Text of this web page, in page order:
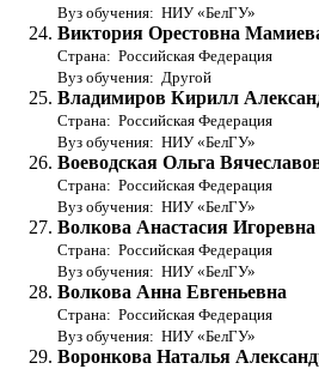
Вуз обучения: НИУ «БелГУ»
Виктория Орестовна
Страна: Российская Федерация
Вуз обучения: Другой
Владимиров Кирилл
Страна: Российская Федерация
Вуз обучения: НИУ «БелГУ»
Воеводская Ольга
Страна: Российская Федерация
Вуз обучения: НИУ «БелГУ»
Волкова Анастасия Игоревна
Страна: Российская Федерация
Вуз обучения: НИУ «БелГУ»
Волкова Анна Евгеньевна
Страна: Российская Федерация
Вуз обучения: НИУ «БелГУ»
Воронкова Наталья